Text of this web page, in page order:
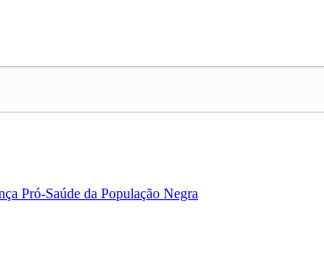
Pró-Saúde da População Negra